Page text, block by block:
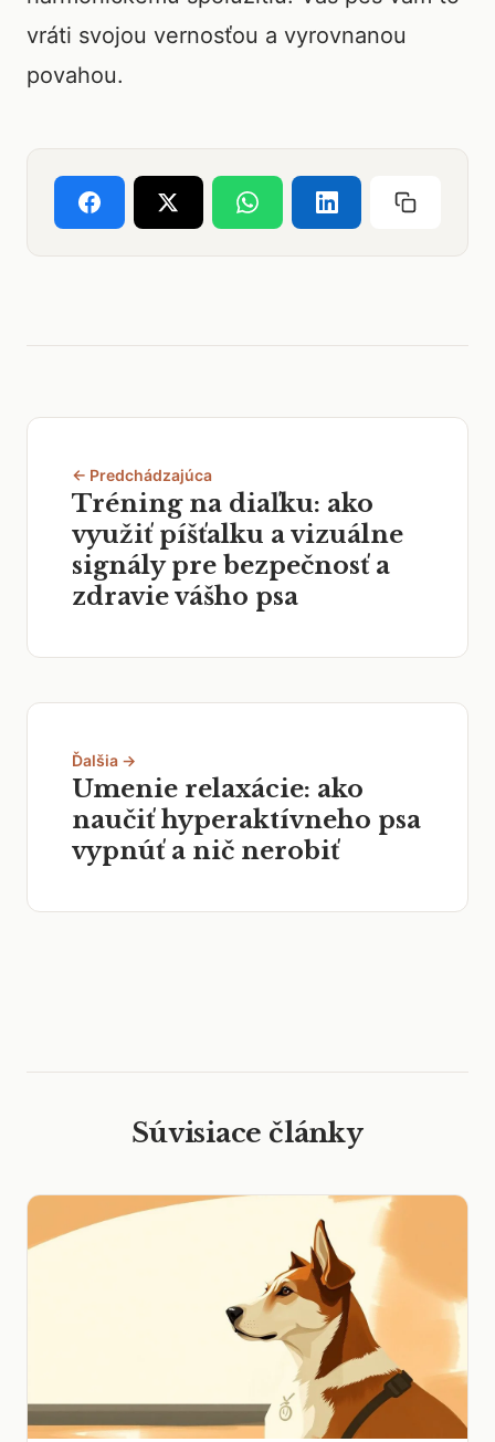
vráti svojou vernosťou a vyrovnanou
povahou.
← Predchádzajúca
Tréning na diaľku: ako
využiť píšťalku a vizuálne
signály pre bezpečnosť a
zdravie vášho psa
Ďalšia →
Umenie relaxácie: ako
naučiť hyperaktívneho psa
vypnúť a nič nerobiť
Súvisiace články